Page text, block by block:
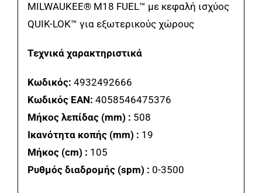
MILWAUKEE® M18 FUEL™ με κεφαλή ισχύος
QUIK-LOK™ για εξωτερικούς χώρους
Τεχνικά χαρακτηριστικά
Κωδικός: 4932492666
Κωδικός EAN: 4058546475376
Μήκος λεπίδας (mm) : 508
Ικανότητα κοπής (mm) : 19
Μήκος (cm) : 105
Ρυθμός διαδρομής (spm) : 0-3500